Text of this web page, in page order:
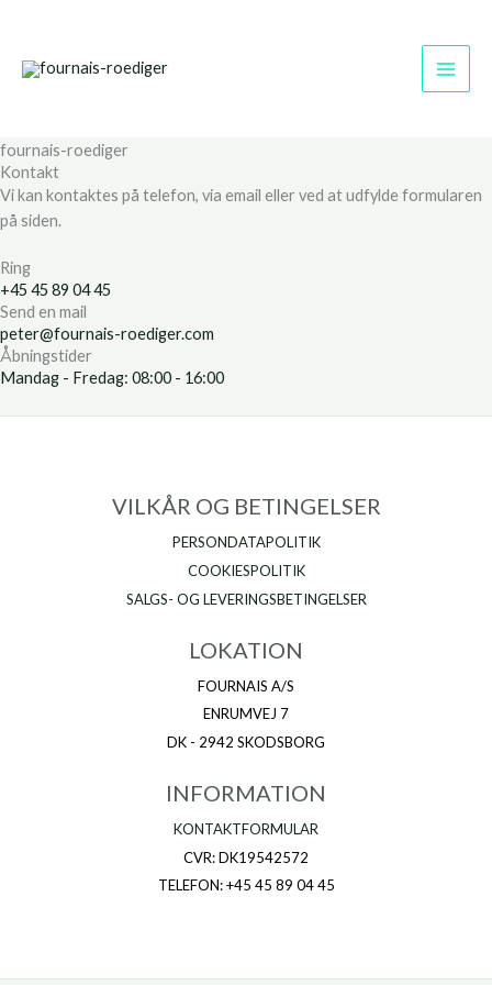
indholdet
fournais-roediger
Kontakt
Vi kan kontaktes på telefon, via email eller ved at udfylde formularen
på siden.
Ring
+45 45 89 04 45
Send en mail
peter@fournais-roediger.com
Åbningstider
Mandag - Fredag: 08:00 - 16:00
VILKÅR OG BETINGELSER
PERSONDATAPOLITIK
COOKIESPOLITIK
SALGS- OG LEVERINGSBETINGELSER
LOKATION
FOURNAIS A/S
ENRUMVEJ 7
DK - 2942 SKODSBORG
INFORMATION
KONTAKTFORMULAR
CVR: DK19542572
TELEFON: +45 45 89 04 45